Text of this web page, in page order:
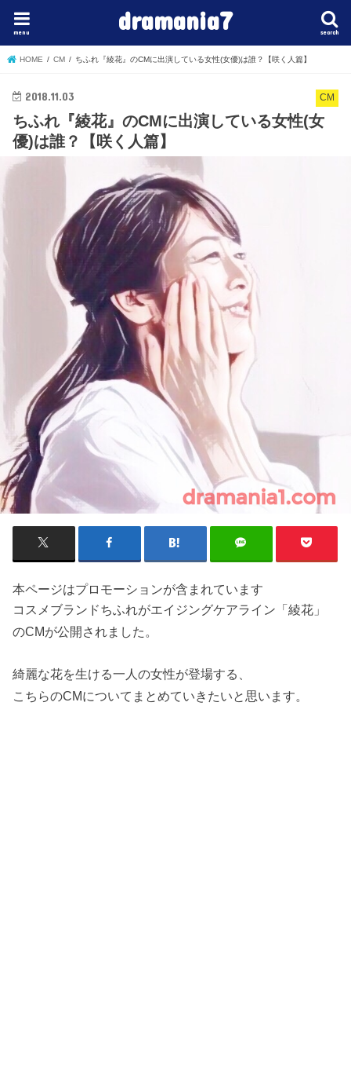
dramania7 search
menu
HOME CM ちふれ『綾花』のCMに出演している女性(女優)は誰？【咲く人篇】
CM
2018.11.03
ちふれ『綾花』のCMに出演している女性(女
優)は誰？【咲く人篇】
本ページはプロモーションが含まれています
コスメブランドちふれがエイジングケアライン「綾花」
のCMが公開されました。
綺麗な花を生ける一人の女性が登場する、
こちらのCMについてまとめていきたいと思います。